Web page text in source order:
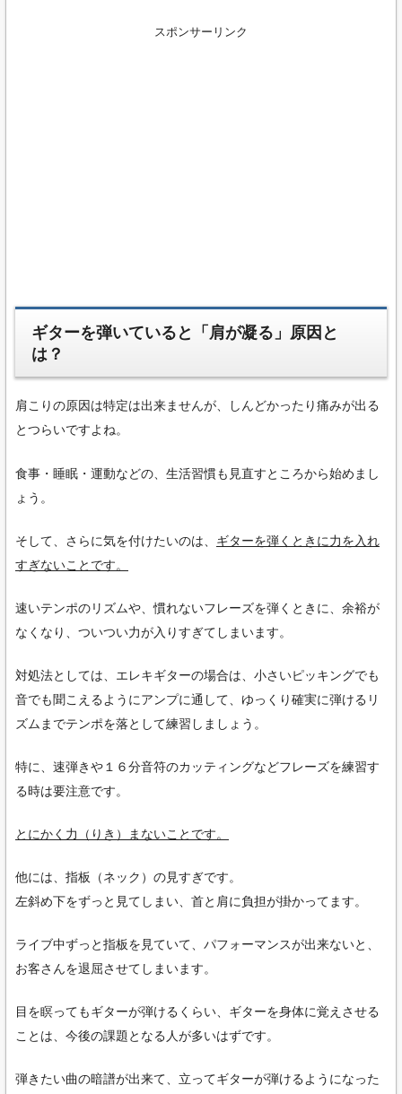
スポンサーリンク
ギターを弾いていると「肩が凝る」原因と
は？
肩こりの原因は特定は出来ませんが、しんどかったり痛みが出る
とつらいですよね。
食事・睡眠・運動などの、生活習慣も見直すところから始めまし
ょう。
そして、さらに気を付けたいのは、 ギターを弾くときに力を入れ
すぎないことです。
速いテンポのリズムや、慣れないフレーズを弾くときに、余裕が
なくなり、ついつい力が入りすぎてしまいます。
対処法としては、エレキギターの場合は、小さいピッキングでも
音でも聞こえるようにアンプに通して、ゆっくり確実に弾けるリ
ズムまでテンポを落として練習しましょう。
特に、速弾きや１６分音符のカッティングなどフレーズを練習す
る時は要注意です。
とにかく力（りき）まないことです。
他には、指板（ネック）の見すぎです。
左斜め下をずっと見てしまい、首と肩に負担が掛かってます。
ライブ中ずっと指板を見ていて、パフォーマンスが出来ないと、
お客さんを退屈させてしまいます。
目を瞑ってもギターが弾けるくらい、ギターを身体に覚えさせる
ことは、今後の課題となる人が多いはずです。
弾きたい曲の暗譜が出来て、立ってギターが弾けるようになった